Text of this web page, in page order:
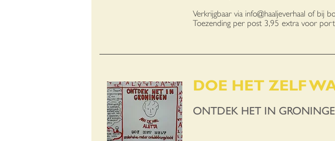
Verkrijgbaar via info@haaljeverhaal of bij
Toezending per post 3,95 extra voor
DOE HET ZELF
ONTDEK HET IN